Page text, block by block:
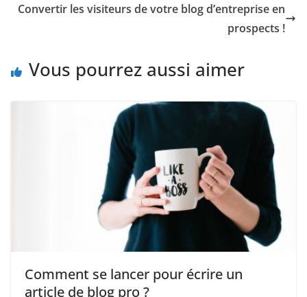
Convertir les visiteurs de votre blog d’entreprise en
prospects !
Vous pourrez aussi aimer
Comment se lancer pour écrire un
article de blog pro ?